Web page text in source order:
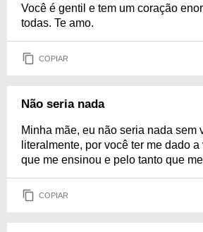
Você é gentil e tem um coração
todas. Te amo.
COPIAR
Não seria nada
Minha mãe, eu não seria nada sem
literalmente, por você ter me dado
que me ensinou e pelo tanto que
COPIAR